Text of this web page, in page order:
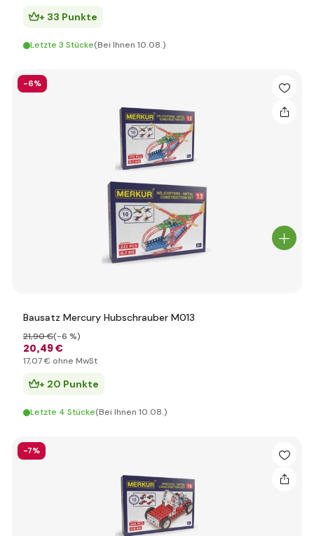
+ 33 Punkte
Letzte 3 Stücke(Bei Ihnen 10.08.)
-6%
Bausatz Mercury Hubschrauber M013
20,49 €
21,90 €(-6 %)
17,07 € ohne MwSt
+ 20 Punkte
Letzte 4 Stücke(Bei Ihnen 10.08.)
-7%